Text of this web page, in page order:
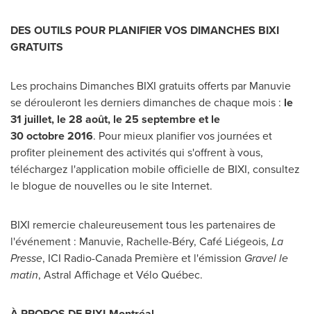
DES OUTILS POUR PLANIFIER VOS DIMANCHES BIXI
GRATUITS
Les prochains Dimanches BIXI gratuits offerts par Manuvie
se dérouleront les derniers dimanches de chaque mois : le
31 juillet, le 28 août, le 25 septembre et le
30 octobre 2016. Pour mieux planifier vos journées et
profiter pleinement des activités qui s'offrent à vous,
téléchargez l'application mobile officielle de BIXI, consultez
le blogue de nouvelles ou le site Internet.
BIXI remercie chaleureusement tous les partenaires de
l'événement : Manuvie, Rachelle-Béry, Café Liégeois, La
Presse, ICI Radio-Canada Première et l'émission Gravel le
matin, Astral Affichage et Vélo Québec.